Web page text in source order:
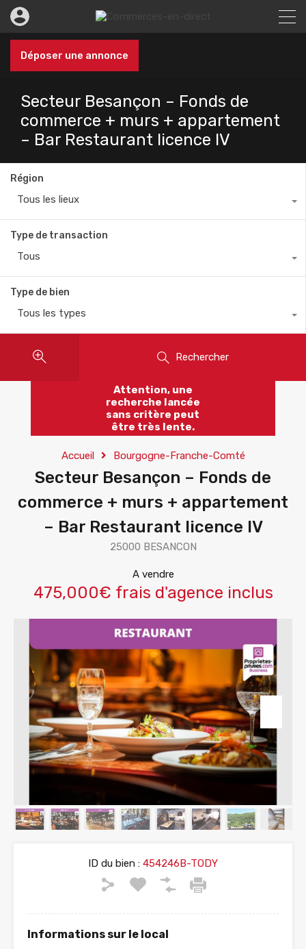
Déposer une annonce
Secteur Besançon – Fonds de
commerce + murs + appartement
– Bar Restaurant licence IV
Région
Tous les lieux
Type de transaction
Tous
Type de bien
Tous les types
Rechercher
Attention, une
recherche lancée
sans critère peut
être très lente.
Accueil Bourgogne-Franche-Comté
Secteur Besançon – Fonds de
commerce + murs + appartement
– Bar Restaurant licence IV
25000 BESANCON
A vendre
475,000€ frais d'agence inclus
ID du bien : 454246B-TODY
Informations sur le local